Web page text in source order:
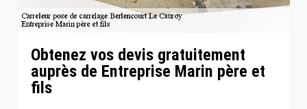
Obtenez vos devis gratuitement
auprès de Entreprise Marin père et
fils